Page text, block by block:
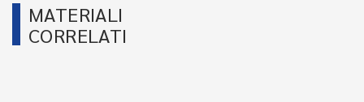
MATERIALI
CORRELATI